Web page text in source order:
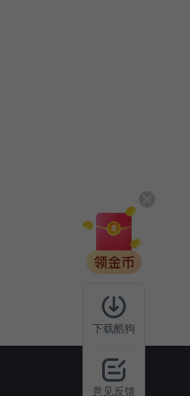
下载酷狗
意见反馈